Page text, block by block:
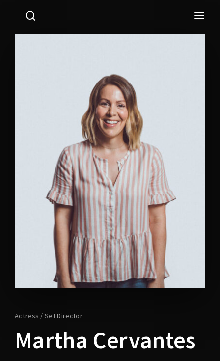
Actress Set Director
Martha Cervantes
Press Enter / Return to begin your search or hit ESC
to close.
Login Register
SIGN IN
Remember Me
Lost Your Password?